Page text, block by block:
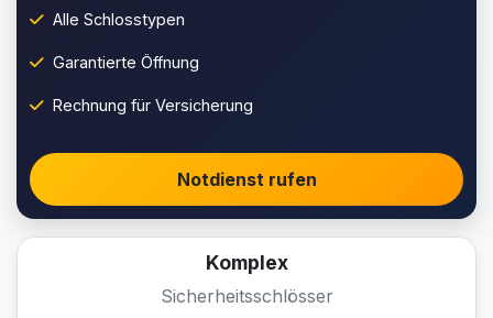
Alle Schlosstypen
Garantierte Öffnung
Rechnung für Versicherung
Notdienst rufen
Komplex
Sicherheitsschlösser